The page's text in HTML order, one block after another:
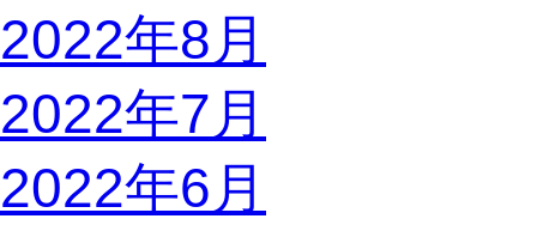
2022年8月
2022年7月
2022年6月